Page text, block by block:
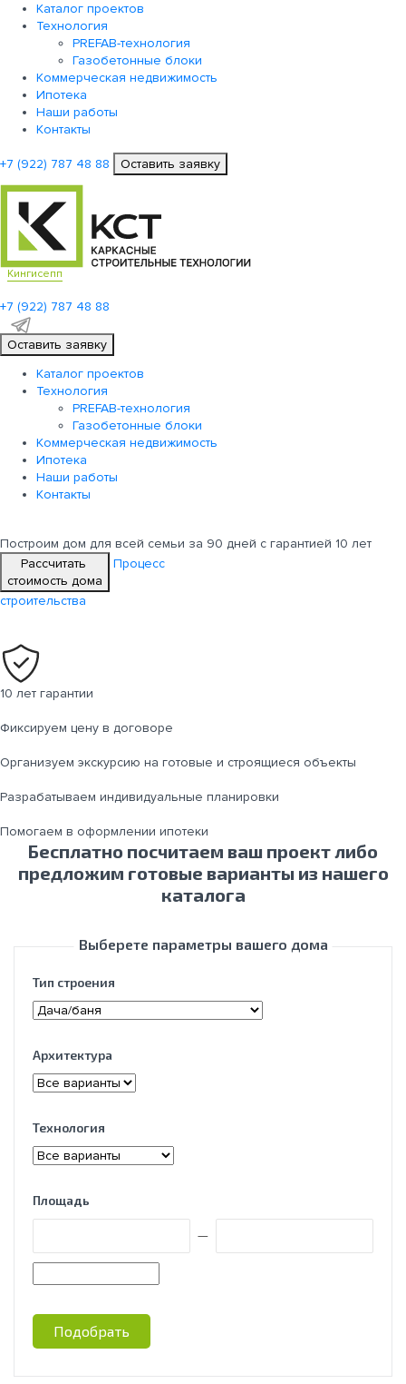
Каталог проектов
Технология
PREFAB-технология
Газобетонные блоки
Коммерческая недвижимость
Ипотека
Наши работы
Контакты
+7 (922) 787 48 88 Оставить заявку
Кингисепп
+7 (922) 787 48 88
Оставить заявку
Каталог проектов
Технология
PREFAB-технология
Газобетонные блоки
Коммерческая недвижимость
Ипотека
Наши работы
Контакты
Построим дом для всей семьи за 90 дней с гарантией 10 лет
Рассчитать
стоимость дома
Процесс
строительства
10 лет гарантии
Фиксируем цену в договоре
Организуем экскурсию на готовые и строящиеся объекты
Разрабатываем индивидуальные планировки
Помогаем в оформлении ипотеки
Бесплатно посчитаем ваш проект либо
предложим готовые варианты из нашего
каталога
Выберете параметры вашего дома
Тип строения
Архитектура
Технология
Площадь
—
Подобрать